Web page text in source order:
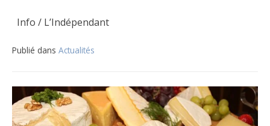
Info / L’Indépendant
Publié dans Actualités